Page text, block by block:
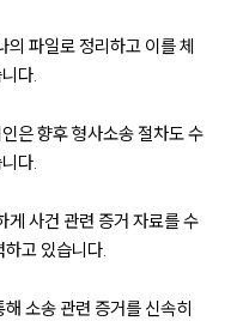
파일로 정리하고 이를 체
다.
은 향후 형사소송 절차도 수
다.
게 사건 관련 증거 자료를 수
고 있습니다.
소송 관련 증거를 신속히